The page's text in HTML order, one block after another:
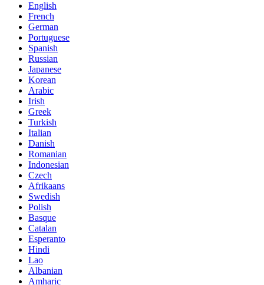
English
French
German
Portuguese
Spanish
Russian
Japanese
Korean
Arabic
Irish
Greek
Turkish
Italian
Danish
Romanian
Indonesian
Czech
Afrikaans
Swedish
Polish
Basque
Catalan
Esperanto
Hindi
Lao
Albanian
Amharic